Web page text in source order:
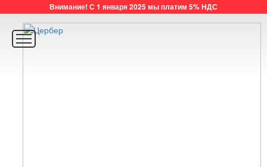
Внимание! С 1 января 2025 мы платим 5% НДС